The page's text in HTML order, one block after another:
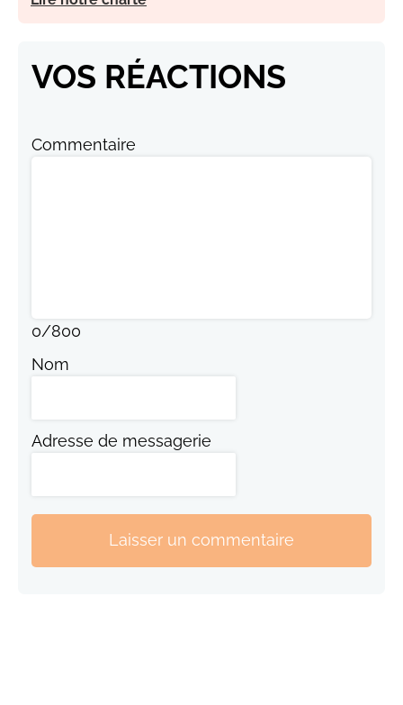
VOS RÉACTIONS
Commentaire
0/800
Nom
Adresse de messagerie
Laisser un commentaire